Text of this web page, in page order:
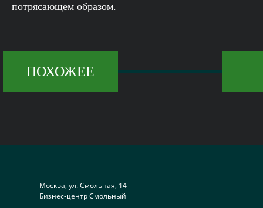
потрясающем образом.
ПОХОЖЕЕ
Москва, ул. Смольная, 14
Бизнес-центр Смольный